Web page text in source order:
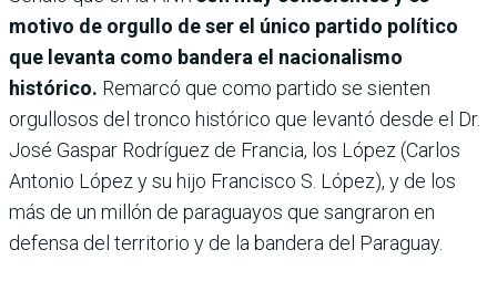
motivo de orgullo de ser el único partido político
que levanta como bandera el nacionalismo
histórico. Remarcó que como partido se sienten
orgullosos del tronco histórico que levantó desde el Dr.
José Gaspar Rodríguez de Francia, los López (Carlos
Antonio López y su hijo Francisco S. López), y de los
más de un millón de paraguayos que sangraron en
defensa del territorio y de la bandera del Paraguay.